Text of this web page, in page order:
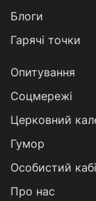
Блоги
Гарячі точки
Опитування
Соцмережі
Церковний
Гумор
Особистий
Про нас